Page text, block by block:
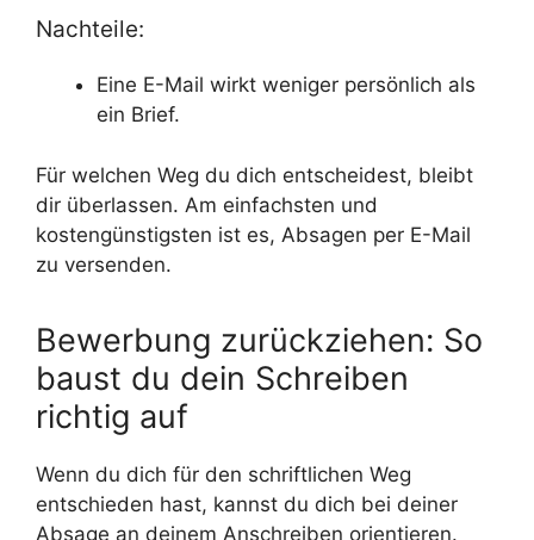
Nachteile:
Eine E-Mail wirkt weniger persönlich als
ein Brief.
Für welchen Weg du dich entscheidest, bleibt
dir überlassen. Am einfachsten und
kostengünstigsten ist es, Absagen per E-Mail
zu versenden.
Bewerbung zurückziehen: So
baust du dein Schreiben
richtig auf
Wenn du dich für den schriftlichen Weg
entschieden hast, kannst du dich bei deiner
Absage an deinem Anschreiben orientieren.